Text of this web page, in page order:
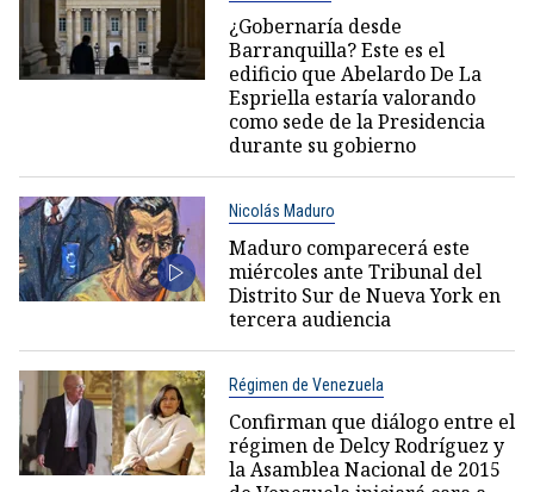
¿Gobernaría desde
Barranquilla? Este es el
edificio que Abelardo De La
Espriella estaría valorando
como sede de la Presidencia
durante su gobierno
Nicolás Maduro
Maduro comparecerá este
miércoles ante Tribunal del
Distrito Sur de Nueva York en
tercera audiencia
Régimen de Venezuela
Confirman que diálogo entre el
régimen de Delcy Rodríguez y
la Asamblea Nacional de 2015